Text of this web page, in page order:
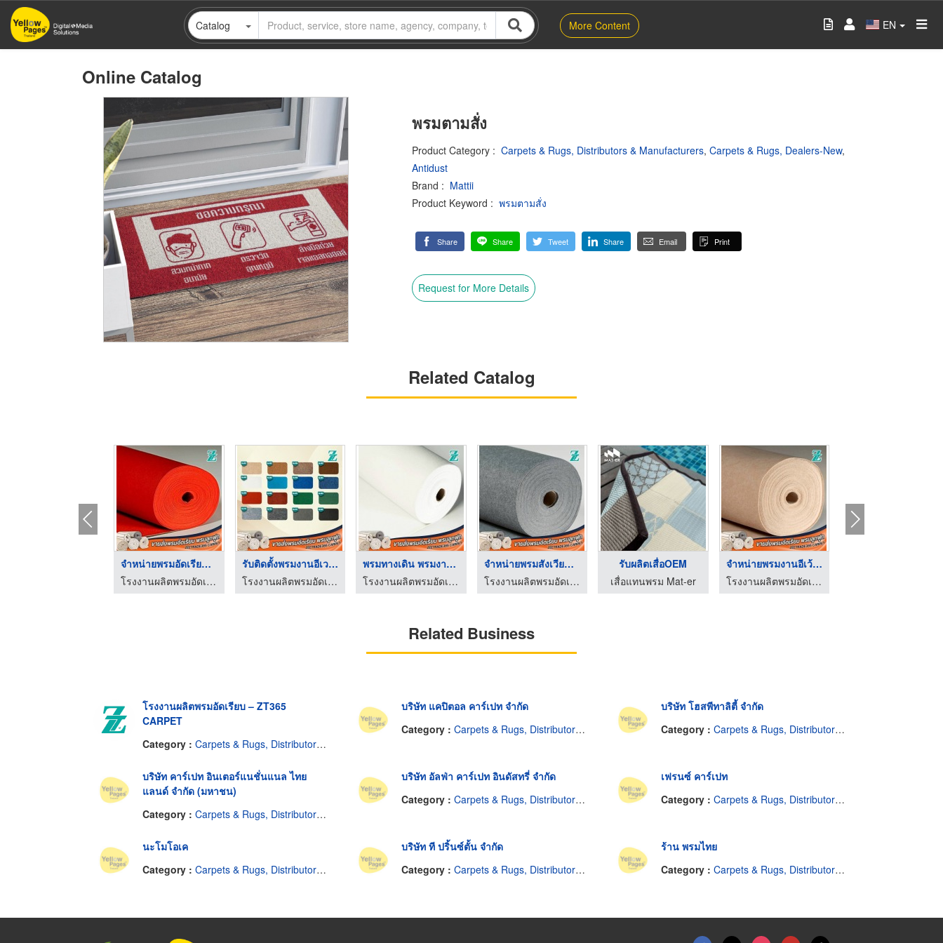
Skip
main
Catalog More Content EN
Online Catalog
พรมตามสั่ง
Product Category : Carpets & Rugs, Distributors & Manufacturers, Carpets & Rugs, Dealers-New,
Antidust
Brand : Mattii
Product Keyword : พรมตามสั่ง
Share Share Tweet Share Email Print
Request for More Details
Related Catalog
จำหน่ายพรมอัดเรียบ ค ...
โรงงานผลิตพรมอัดเรียบ – ZT365 CARPET
รับติดตั้งพรมงานอีเว ...
โรงงานผลิตพรมอัดเรียบ – ZT365 CARPET
พรมทางเดิน พรมงานแต่ ...
โรงงานผลิตพรมอัดเรียบ – ZT365 CARPET
จำหน่ายพรมสังเวียนไก ...
โรงงานผลิตพรมอัดเรียบ – ZT365 CARPET
รับผลิตเสื่อOEM
เสื่อแทนพรม Mat-er
จำหน่ายพรมงานอีเว้นท ...
โรงงานผลิตพรมอัดเรียบ – ZT365 CARPET
Related Business
โรงงานผลิตพรมอัดเรียบ – ZT365
CARPET
Category : Carpets & Rugs, Distributors & Manufacturers
บริษัท แคปิตอล คาร์เปท จำกัด
Category :Carpets & Rugs, Distributors & Manufacturers
บริษัท โฮสพีทาลิตี้ จำกัด
Category : Carpets & Rugs, Distributors & Manufacturers
บริษัท คาร์เปท อินเตอร์แนชั่นแนล ไทย
แลนด์ จำกัด (มหาชน)
Category : Carpets & Rugs, Distributors & Manufacturers
บริษัท อัลฟ่า คาร์เปท อินดัสทรี่ จำกัด
Category :Carpets & Rugs, Distributors & Manufacturers
เฟรนซ์ คาร์เปท
Category : Carpets & Rugs, Distributors & Manufacturers
นะโมโอเค
Category : Carpets & Rugs, Distributors & Manufacturers
บริษัท ที ปริ้นซ์ตั้น จำกัด
Category :Carpets & Rugs, Distributors & Manufacturers
ร้าน พรมไทย
Category : Carpets & Rugs, Distributors & Manufacturers